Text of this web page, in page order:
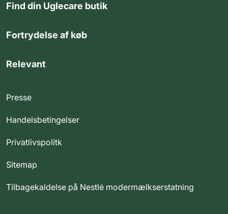
Find din Uglecare butik
Fortrydelse af køb
Relevant
Presse
Handelsbetingelser
Privatlivspolitk
Sitemap
Tilbagekaldelse på Nestlé modermælkserstatning